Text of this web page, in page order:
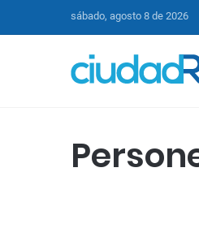
sábado, agosto 8 de 2026